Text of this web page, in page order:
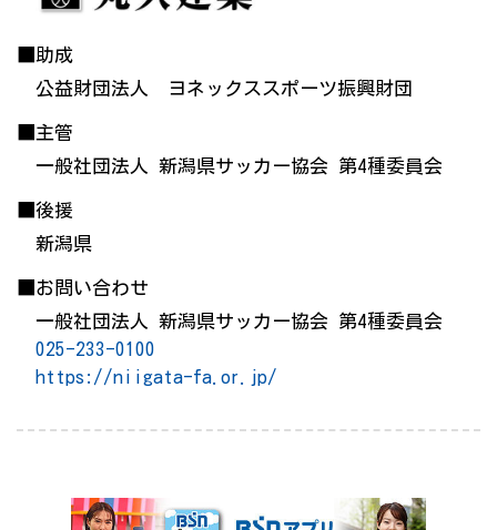
■助成
公益財団法人 ヨネックススポーツ振興財団
■主管
一般社団法人 新潟県サッカー協会 第4種委員会
■後援
新潟県
■お問い合わせ
一般社団法人 新潟県サッカー協会 第4種委員会
025-233-0100
https://niigata-fa.or.jp/